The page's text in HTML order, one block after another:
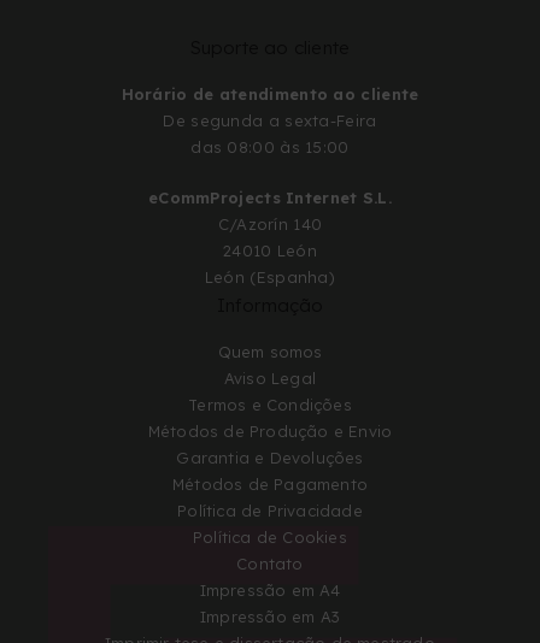
Horário de atendimento ao cliente
De segunda a sexta-Feira
das 08:00 às 15:00
eCommProjects Internet S.L.
C/Azorín 140
24010 León
León (Espanha)
Quem somos
Aviso Legal
Termos e Condições
Métodos de Produção e Envio
Garantia e Devoluções
Métodos de Pagamento
Política de Privacidade
Política de Cookies
Contato
Impressão em A4
Impressão em A3